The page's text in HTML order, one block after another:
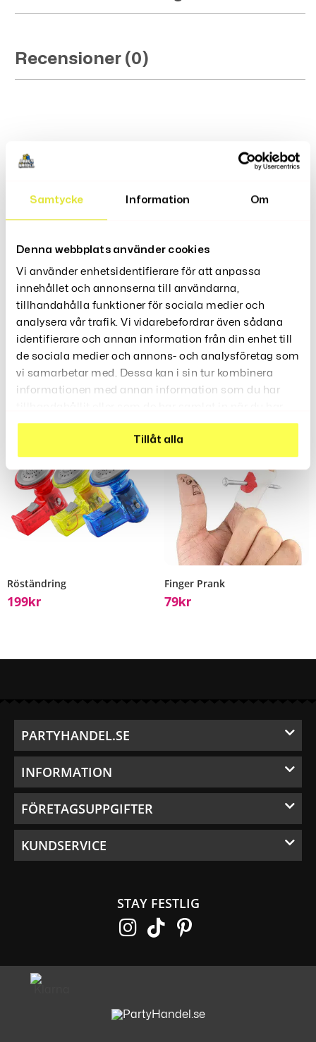
Samtycke Information Om
Denna webbplats använder cookies
Vi använder enhetsidentifierare för att anpassa
innehållet och annonserna till användarna,
tillhandahålla funktioner för sociala medier och
analysera vår trafik. Vi vidarebefordrar även sådana
identifierare och annan information från din enhet till
de sociala medier och annons- och analysföretag som
vi samarbetar med. Dessa kan i sin tur kombinera
informationen med annan information som du har
använt deras tjänster.
Tillåt alla
Recensioner (0)
Relaterade Produkter
Fake Tunga
49Kr
Mobilfängelse
249Kr
Röständring
199Kr
Finger Prank
79Kr
PARTYHANDEL.SE
INFORMATION
FÖRETAGSUPPGIFTER
KUNDSERVICE
STAY FESTLIG